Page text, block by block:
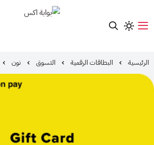
الرئيسية البطاقات الرقمية التسوق نون